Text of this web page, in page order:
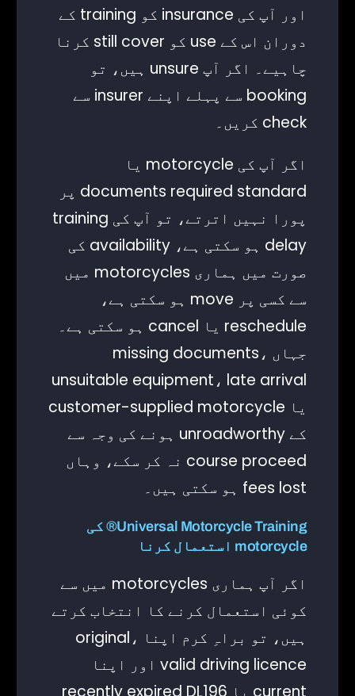
اور آپ کی insurance کو training کے
دوران اس کے use کو still cover کرنا
چاہیے۔ اگر آپ unsure ہیں، تو
booking سے پہلے اپنے insurer سے
check کریں۔
اگر آپ کی motorcycle یا
documents required standard پر
پورا نہیں اترتے، تو آپ کی training
delay ہو سکتی ہے، availability کی
صورت میں ہماری motorcycles میں
سے کسی پر move ہو سکتی ہے،
reschedule یا cancel ہو سکتی ہے۔
جہاں missing documents،
unsuitable equipment، late arrival
یا customer-supplied motorcycle
کے unroadworthy ہونے کی وجہ سے
course proceed نہ کر سکے، وہاں
fees lost ہو سکتی ہیں۔
Universal Motorcycle Training® کی
motorcycle استعمال کرنا
اگر آپ ہماری motorcycles میں سے
کوئی استعمال کرنے کا انتخاب کرتے
ہیں، تو براہِ کرم اپنا original،
valid driving licence اور اپنا